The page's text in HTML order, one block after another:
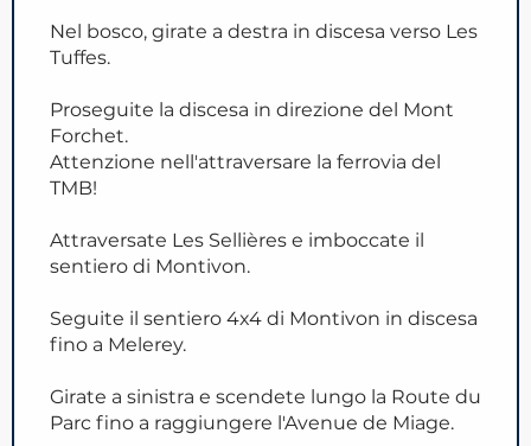
Nel bosco, girate a destra in discesa verso Les
Tuffes.
Proseguite la discesa in direzione del Mont
Forchet.
Attenzione nell'attraversare la ferrovia del
TMB!
Attraversate Les Sellières e imboccate il
sentiero di Montivon.
Seguite il sentiero 4x4 di Montivon in discesa
fino a Melerey.
Girate a sinistra e scendete lungo la Route du
Parc fino a raggiungere l'Avenue de Miage.